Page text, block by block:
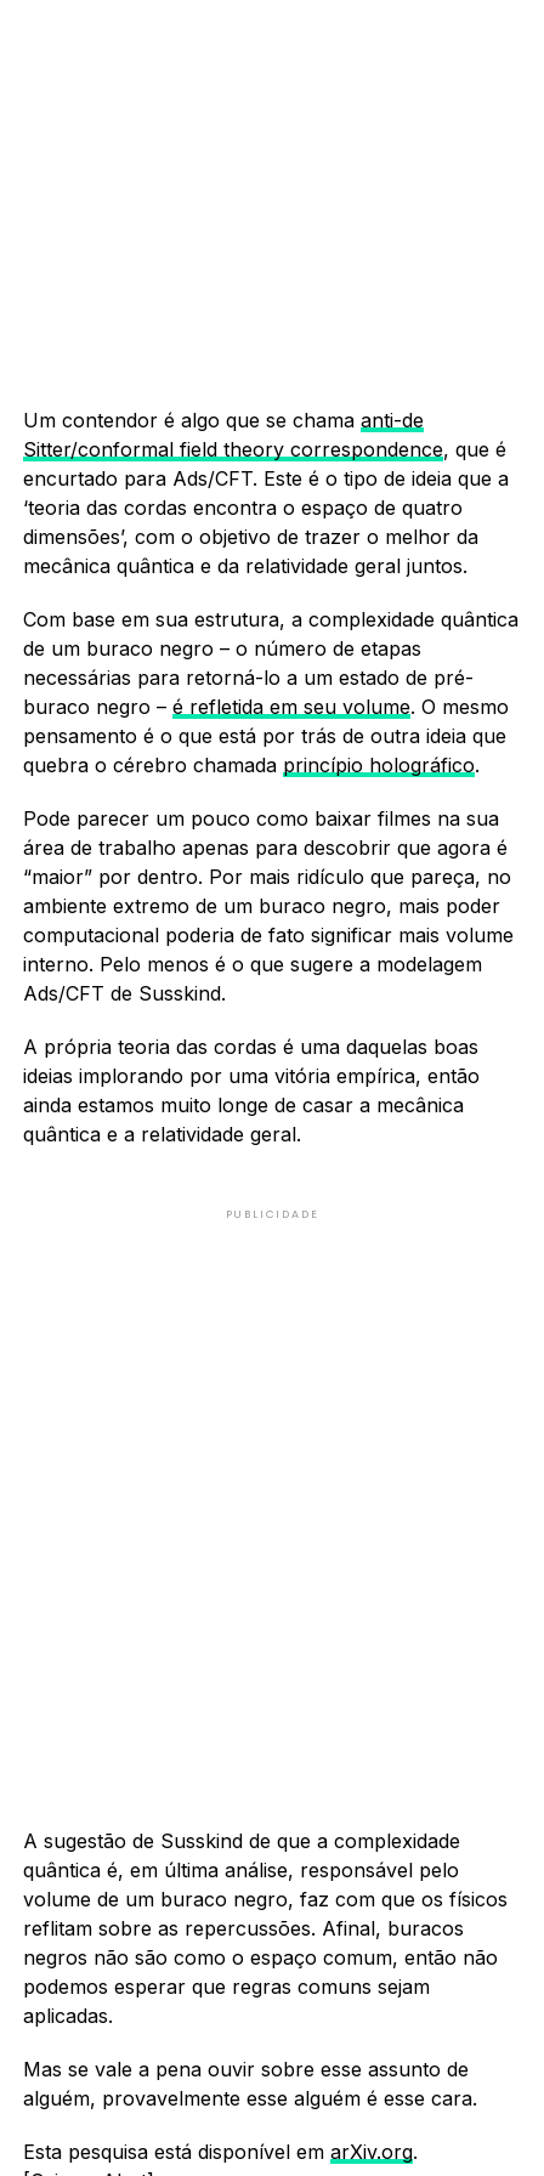
Um contendor é algo que se chama anti-de
Sitter/conformal field theory correspondence, que é
encurtado para Ads/CFT. Este é o tipo de ideia que a
‘teoria das cordas encontra o espaço de quatro
dimensões’, com o objetivo de trazer o melhor da
mecânica quântica e da relatividade geral juntos.
Com base em sua estrutura, a complexidade quântica
de um buraco negro – o número de etapas
necessárias para retorná-lo a um estado de pré-
buraco negro – é refletida em seu volume. O mesmo
pensamento é o que está por trás de outra ideia que
quebra o cérebro chamada princípio holográfico.
Pode parecer um pouco como baixar filmes na sua
área de trabalho apenas para descobrir que agora é
“maior” por dentro. Por mais ridículo que pareça, no
ambiente extremo de um buraco negro, mais poder
computacional poderia de fato significar mais volume
interno. Pelo menos é o que sugere a modelagem
Ads/CFT de Susskind.
A própria teoria das cordas é uma daquelas boas
ideias implorando por uma vitória empírica, então
ainda estamos muito longe de casar a mecânica
quântica e a relatividade geral.
PUBLICIDADE
A sugestão de Susskind de que a complexidade
quântica é, em última análise, responsável pelo
volume de um buraco negro, faz com que os físicos
reflitam sobre as repercussões. Afinal, buracos
negros não são como o espaço comum, então não
podemos esperar que regras comuns sejam
aplicadas.
Mas se vale a pena ouvir sobre esse assunto de
alguém, provavelmente esse alguém é esse cara.
Esta pesquisa está disponível em arXiv.org.